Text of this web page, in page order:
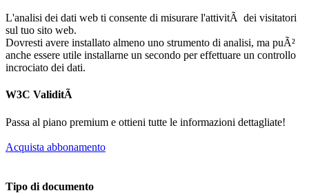
L'analisi dei dati web ti consente di misurare l'attivitÃ dei visitatori
sul tuo sito web.
Dovresti avere installato almeno uno strumento di analisi, ma puÃ²
anche essere utile installarne un secondo per effettuare un controllo
incrociato dei dati.
W3C ValiditÃ
Passa al piano premium e ottieni tutte le informazioni dettagliate!
Acquista abbonamento
Tipo di documento